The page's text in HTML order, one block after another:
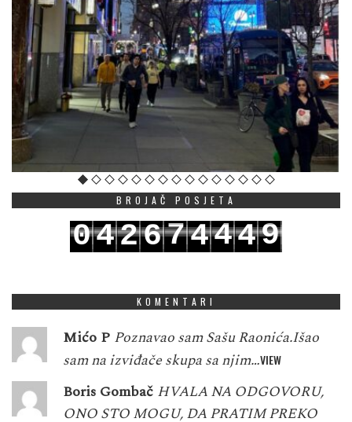
BROJAČ POSJETA
042674449
KOMENTARI
Mićo P Poznavao sam Sašu Raonića.Išao
sam na izviđače skupa sa njim…VIEW
Boris Gombač HVALA NA ODGOVORU,
ONO STO MOGU, DA PRATIM PREKO